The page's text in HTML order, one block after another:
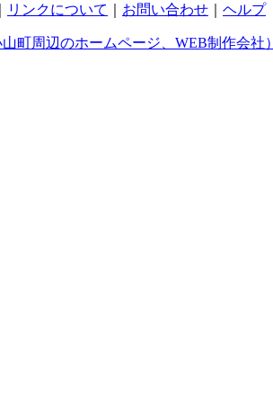
リンクについて お問い合わせ ヘルプ
町周辺のホームページ、WEB制作会社）